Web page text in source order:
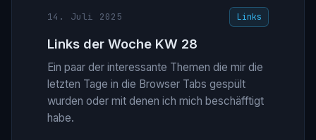
14. Juli 2025 Links
Links der Woche KW 28
Ein paar der interessante Themen die mir die
letzten Tage in die Browser Tabs gespült
wurden oder mit denen ich mich beschäfftigt
habe.